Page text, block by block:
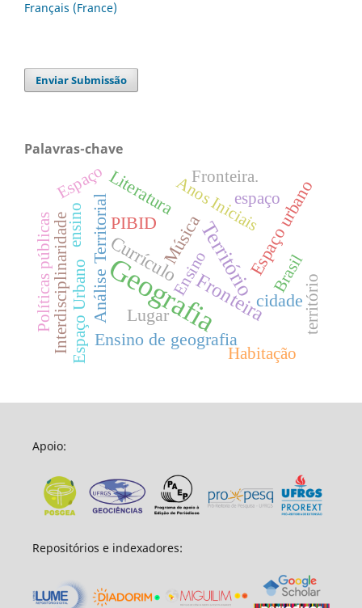
Français (France)
Enviar Submissão
Palavras-chave
GeografiaTerritório
Fronteira
Currículo
Lugar
Espaço urbano
Música
PIBID
cidade
Ensino de geografia
Análise Territorial
Literatura
Ensino
Anos Iniciais
Espaço Fronteira.
território
Espaço Urbano Habitação
Interdisciplinaridade
Políticas públicas ensino
Brasil
espaço
Apoio:
Repositórios e indexadores: